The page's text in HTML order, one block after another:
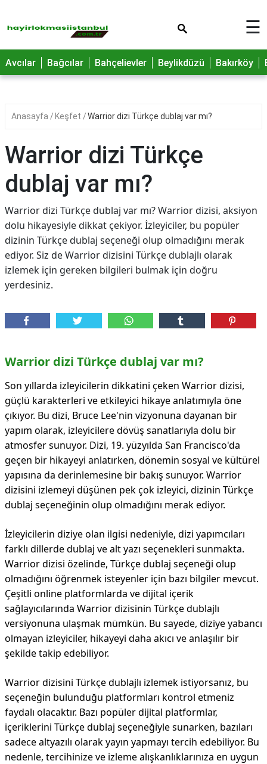
☰
Avcılar Bağcılar Bahçelievler Beylikdüzü Bakırköy
Anasayfa Keşfet Warrior dizi Türkçe dublaj var mı?
Warrior dizi Türkçe
dublaj var mı?
Warrior dizi Türkçe dublaj var mı? Warrior dizisi, aksiyon
dolu hikayesiyle dikkat çekiyor. İzleyiciler, bu popüler
dizinin Türkçe dublaj seçeneği olup olmadığını merak
ediyor. Siz de Warrior dizisini Türkçe dublajlı olarak
izlemek için gereken bilgileri bulmak için doğru
yerdesiniz.
Warrior dizi Türkçe dublaj var mı?
Son yıllarda izleyicilerin dikkatini çeken Warrior dizisi,
güçlü karakterleri ve etkileyici hikaye anlatımıyla öne
çıkıyor. Bu dizi, Bruce Lee'nin vizyonuna dayanan bir
yapım olarak, izleyicilere dövüş sanatlarıyla dolu bir
atmosfer sunuyor. Dizi, 19. yüzyılda San Francisco'da
geçen bir hikayeyi anlatırken, dönemin sosyal ve kültürel
yapısına da derinlemesine bir bakış sunuyor. Warrior
dizisini izlemeyi düşünen pek çok izleyici, dizinin Türkçe
dublaj seçeneğinin olup olmadığını merak ediyor.
İzleyicilerin diziye olan ilgisi nedeniyle, dizi yapımcıları
farklı dillerde dublaj ve alt yazı seçenekleri sunmakta.
Warrior dizisi özelinde, Türkçe dublaj seçeneği olup
olmadığını öğrenmek isteyenler için bazı bilgiler mevcut.
Çeşitli online platformlarda ve dijital içerik
sağlayıcılarında Warrior dizisinin Türkçe dublajlı
versiyonuna ulaşmak mümkün. Bu sayede, diziye yabancı
olmayan izleyiciler, hikayeyi daha akıcı ve anlaşılır bir
şekilde takip edebiliyor.
Warrior dizisini Türkçe dublajlı izlemek istiyorsanız, bu
seçeneğin bulunduğu platformları kontrol etmeniz
faydalı olacaktır. Bazı popüler dijital platformlar,
içeriklerini Türkçe dublaj seçeneğiyle sunarken, bazıları
sadece altyazılı olarak yayın yapmayı tercih edebiliyor. Bu
nedenle, tercihinize ve izleme alışkanlıklarınıza en uygun